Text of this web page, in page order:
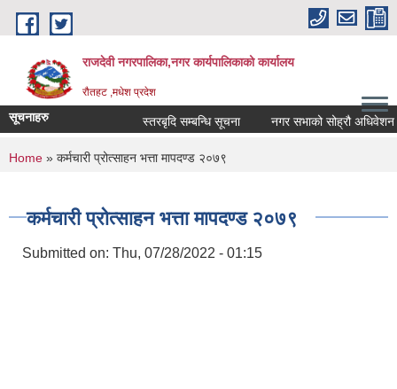
Skip to main content
राजदेवी नगरपालिका,नगर कार्यपालिकाको कार्यालय
रौतहट ,मधेश प्रदेश
सूचनाहरु स्तरबृदि सम्बन्धि सूचना नगर सभाको सोह्रौ अधिवेशन
You are here
Home » कर्मचारी प्रोत्साहन भत्ता मापदण्ड २०७९
कर्मचारी प्रोत्साहन भत्ता मापदण्ड २०७९
Submitted on: Thu, 07/28/2022 - 01:15